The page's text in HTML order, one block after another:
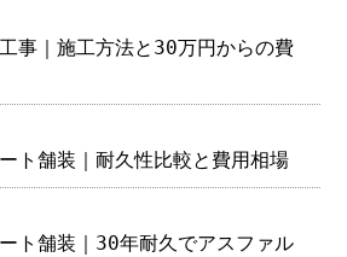
事｜施工方法と30万円からの費
ト舗装｜耐久性比較と費用相場
ト舗装｜30年耐久でアスファル